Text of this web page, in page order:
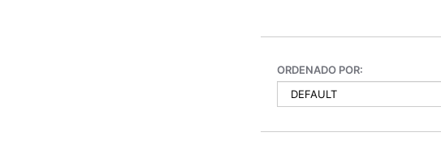
ORDENADO POR: